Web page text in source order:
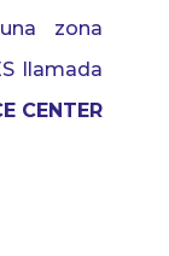
zona
llamada
CENTER